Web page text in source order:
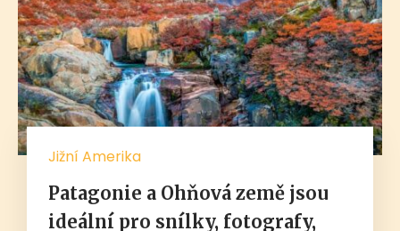
Jižní Amerika
Patagonie a Ohňová země jsou
ideální pro snílky, fotografy,